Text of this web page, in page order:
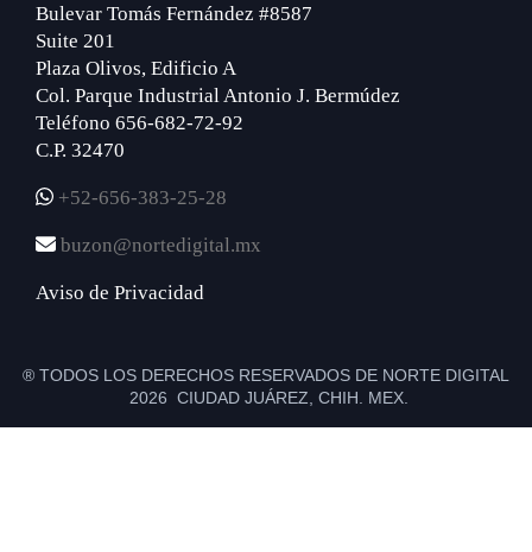
Bulevar Tomás Fernández #8587
Suite 201
Plaza Olivos, Edificio A
Col. Parque Industrial Antonio J. Bermúdez
Teléfono 656-682-72-92
C.P. 32470
+52-656-383-25-28
buzon@nortedigital.mx
Aviso de Privacidad
® TODOS LOS DERECHOS RESERVADOS DE NORTE DIGITAL
2026 CIUDAD JUÁREZ, CHIH. MEX.